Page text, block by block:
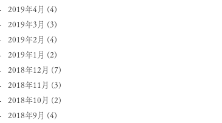
2019年4月 (4)
2019年3月 (3)
2019年2月 (4)
2019年1月 (2)
2018年12月 (7)
2018年11月 (3)
2018年10月 (2)
2018年9月 (4)